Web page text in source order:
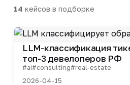
14 кейсов в подборке
LLM-классификация
топ-3 девелоперов РФ
#ai#consulting#real-estate
2026-04-15